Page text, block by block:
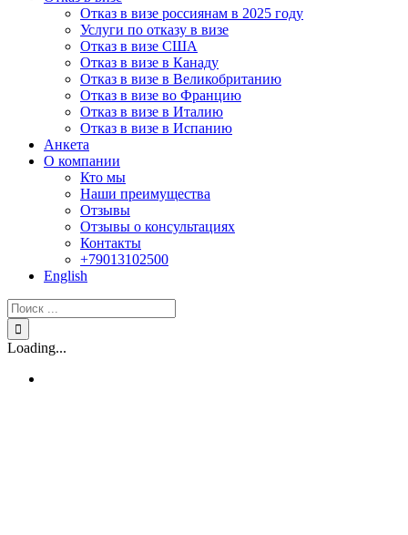
Отказ в визе россиянам в 2025 году
Услуги по отказу в визе
Отказ в визе США
Отказ в визе в Канаду
Отказ в визе в Великобританию
Отказ в визе во Францию
Отказ в визе в Италию
Отказ в визе в Испанию
Анкета
О компании
Кто мы
Наши преимущества
Отзывы
Отзывы о консультациях
Контакты
+79013102500
English
Результат
поиска:
Loading...